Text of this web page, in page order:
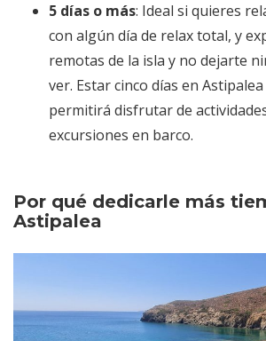
5 días o más: Ideal si quieres
con algún día de relax total, y
remotas de la isla y no dejarte
ver. Estar cinco días en
permitirá disfrutar de
excursiones en barco.
Por qué dedicarle más
Astipalea